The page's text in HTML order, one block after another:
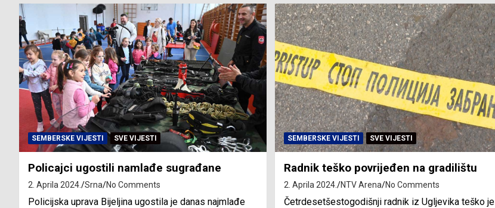
SEMBERSKE VIJESTI SVE VIJESTI
Policajci ugostili namlađe sugrađane
2. Aprila 2024. Srna No Comments
Policijska uprava Bijeljina ugostila je danas najmlađe
SEMBERSKE VIJESTI SVE VIJESTI
Radnik teško povrijeđen na gradilištu
2. Aprila 2024. NTV Arena No Comments
Četrdesetšestogodišnji radnik iz Ugljevika teško je